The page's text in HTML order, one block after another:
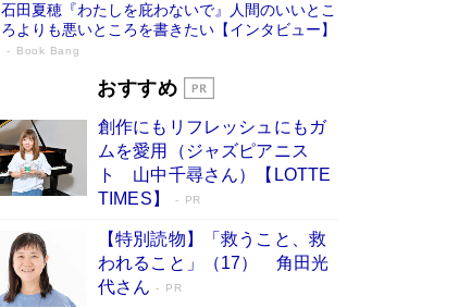
石田夏穂『わたしを庇わないで』人間のいいとこ
ろよりも悪いところを書きたい【インタビュー】
Book Bang
73歳でも働くしかない 「老後レス時代」
「『火垂るの墓』は、大嘘である」原作者が抱き
続けた“自責の念”とは…「自己憐憫は描きたくな
い」監督が徹底的にこだわったこと（後編） #
Book Bang
「なんで？ そんな馬鹿な……」90歳になった作
家・阿刀田高さんが、ひとり暮らしの生活を明か
す
Book Bang
おすすめ
創作にもリフレッシュにもガ
ムを愛用（ジャズピアニス
ト 山中千尋さん）【LOTTE
TIMES】
PR
【特別読物】「救うこと、救
われること」（17） 角田光
代さん
PR